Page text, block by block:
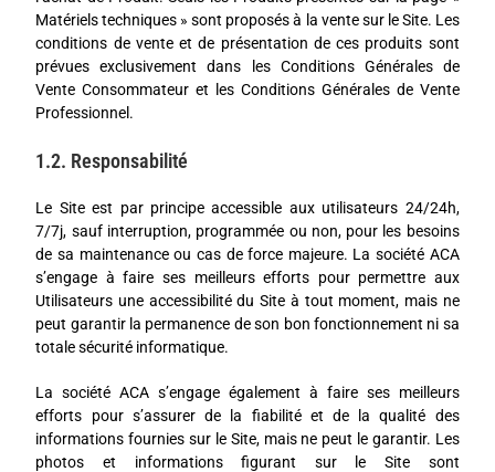
Matériels techniques » sont proposés à la vente sur le Site. Les
conditions de vente et de présentation de ces produits sont
prévues exclusivement dans les Conditions Générales de
Vente Consommateur et les Conditions Générales de Vente
Professionnel.
1.2. Responsabilité
Le Site est par principe accessible aux utilisateurs 24/24h,
7/7j, sauf interruption, programmée ou non, pour les besoins
de sa maintenance ou cas de force majeure. La société ACA
s’engage à faire ses meilleurs efforts pour permettre aux
Utilisateurs une accessibilité du Site à tout moment, mais ne
peut garantir la permanence de son bon fonctionnement ni sa
totale sécurité informatique.
La société ACA s’engage également à faire ses meilleurs
efforts pour s’assurer de la fiabilité et de la qualité des
informations fournies sur le Site, mais ne peut le garantir. Les
photos et informations figurant sur le Site sont